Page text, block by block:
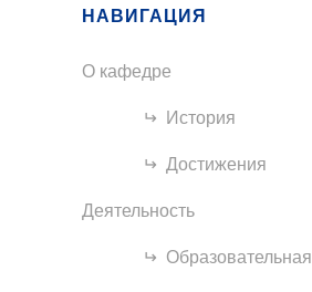
НАВИГАЦИЯ
О кафедре
История
Достижения
Деятельность
Образовательная